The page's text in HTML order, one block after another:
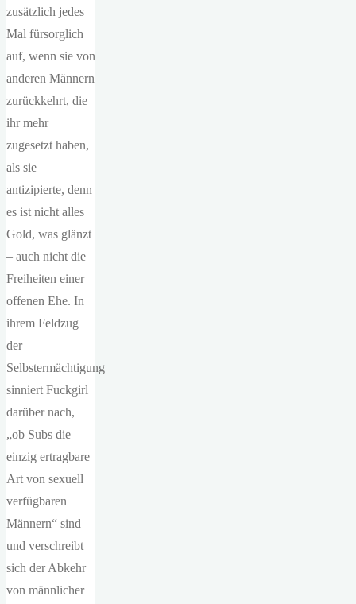
zusätzlich jedes
Mal fürsorglich
auf, wenn sie von
anderen Männern
zurückkehrt, die
ihr mehr
zugesetzt haben,
als sie
antizipierte, denn
es ist nicht alles
Gold, was glänzt
– auch nicht die
Freiheiten einer
offenen Ehe. In
ihrem Feldzug
der
Selbstermächtigung
sinniert Fuckgirl
darüber nach,
„ob Subs die
einzig ertragbare
Art von sexuell
verfügbaren
Männern“ sind
und verschreibt
sich der Abkehr
von männlicher